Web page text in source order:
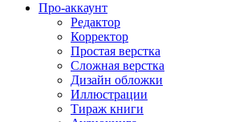
Про-аккаунт
Редактор
Корректор
Простая верстка
Сложная верстка
Дизайн обложки
Иллюстрации
Тираж книги